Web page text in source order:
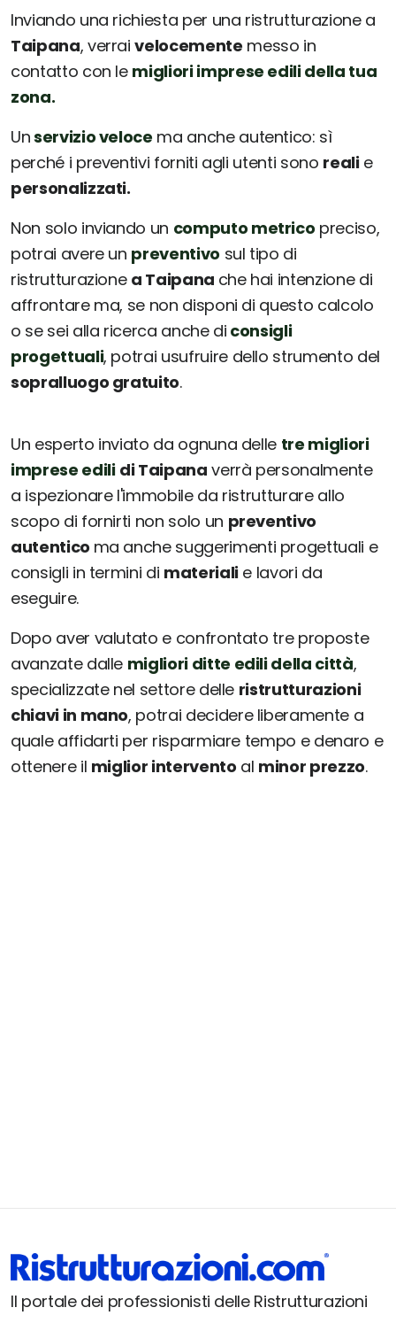
Inviando una richiesta per una ristrutturazione a
Taipana, verraivelocemente messo in
contatto con le migliori imprese edili della tua
zona.
Unservizio veloce ma anche autentico: sì
perché i preventivi forniti agli utenti sono realie
personalizzati.
Non solo inviando un computo metrico preciso,
potrai avere un preventivo sul tipo di
ristrutturazione a Taipana che hai intenzione di
affrontare ma, se non disponi di questo calcolo
o se sei alla ricerca anche di consigli
progettuali, potrai usufruire dello strumento del
sopralluogo gratuito.
Un esperto inviato da ognuna delle tre migliori
imprese edili di Taipana verrà personalmente
a ispezionare l'immobile da ristrutturare allo
scopo di fornirti non solo un preventivo
autentico ma anche suggerimenti progettuali e
consigli in termini di materialie lavori da
eseguire.
Dopo aver valutato e confrontato tre proposte
avanzate dalle migliori ditte edili della città,
specializzate nel settore delle ristrutturazioni
chiavi in mano, potrai decidere liberamente a
quale affidarti per risparmiare tempo e denaro e
ottenere il miglior intervento al minor prezzo.
Il portale dei professionisti delle Ristrutturazioni